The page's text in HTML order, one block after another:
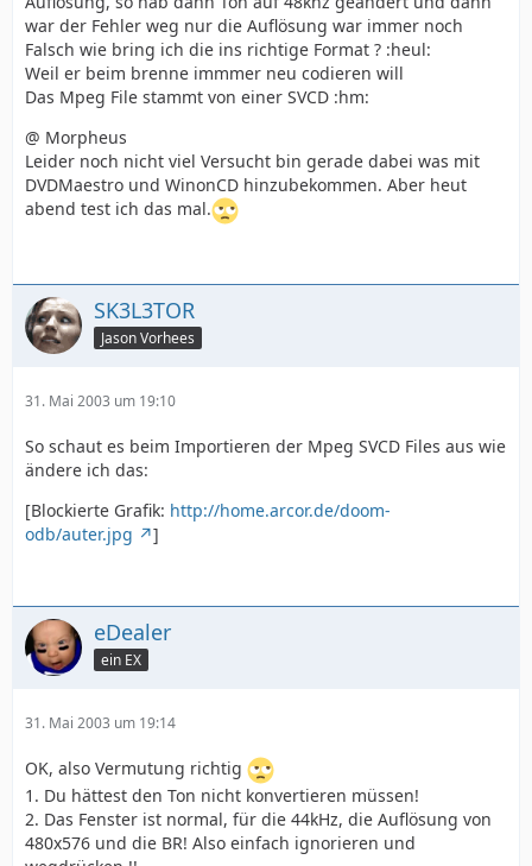
war der Fehler weg nur die Auflösung war immer noch
Falsch wie bring ich die ins richtige Format ? :heul:
Weil er beim brenne immmer neu codieren will
Das Mpeg File stammt von einer SVCD :hm:
@ Morpheus
Leider noch nicht viel Versucht bin gerade dabei was mit
DVDMaestro und WinonCD hinzubekommen. Aber heut
abend test ich das mal.
SK3L3TOR
Jason Vorhees
31. Mai 2003 um 19:10
So schaut es beim Importieren der Mpeg SVCD Files aus wie
ändere ich das:
[Blockierte Grafik: http://home.arcor.de/doom-
odb/auter.jpg
]
eDealer
ein EX
31. Mai 2003 um 19:14
OK, also Vermutung richtig
1. Du hättest den Ton nicht konvertieren müssen!
2. Das Fenster ist normal, für die 44kHz, die Auflösung von
480x576 und die BR! Also einfach ignorieren und